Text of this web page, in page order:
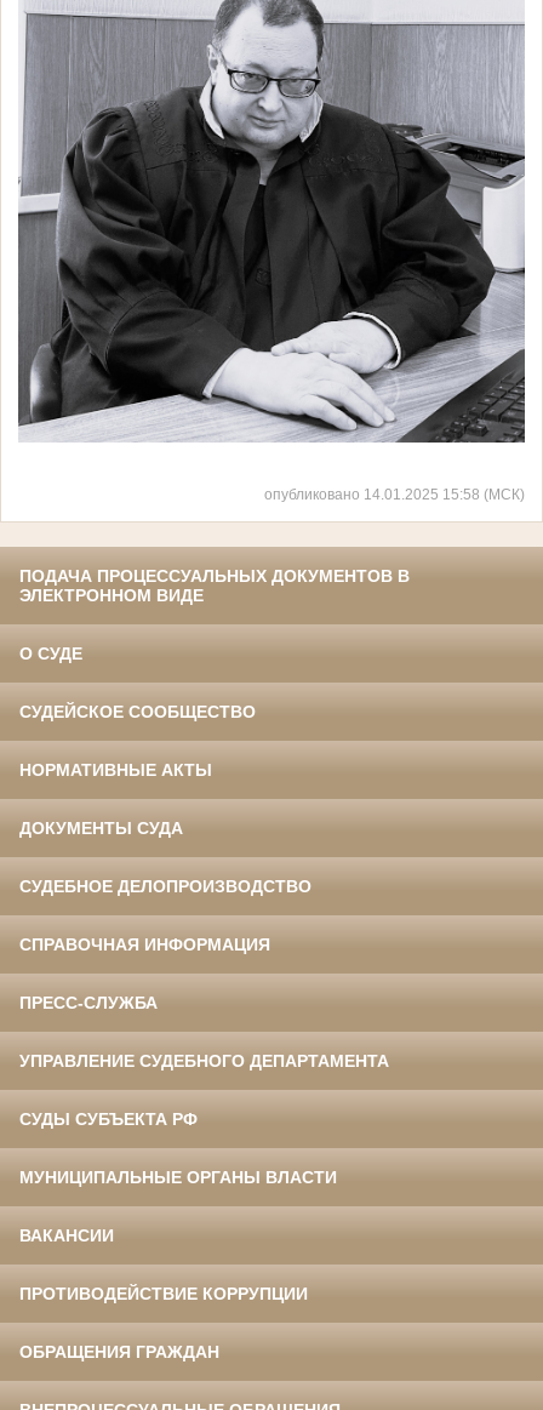
опубликовано 14.01.2025 15:58 (МСК)
ПОДАЧА ПРОЦЕССУАЛЬНЫХ ДОКУМЕНТОВ В
ЭЛЕКТРОННОМ ВИДЕ
О СУДЕ
СУДЕЙСКОЕ СООБЩЕСТВО
НОРМАТИВНЫЕ АКТЫ
ДОКУМЕНТЫ СУДА
СУДЕБНОЕ ДЕЛОПРОИЗВОДСТВО
СПРАВОЧНАЯ ИНФОРМАЦИЯ
ПРЕСС-СЛУЖБА
УПРАВЛЕНИЕ СУДЕБНОГО ДЕПАРТАМЕНТА
СУДЫ СУБЪЕКТА РФ
МУНИЦИПАЛЬНЫЕ ОРГАНЫ ВЛАСТИ
ВАКАНСИИ
ПРОТИВОДЕЙСТВИЕ КОРРУПЦИИ
ОБРАЩЕНИЯ ГРАЖДАН